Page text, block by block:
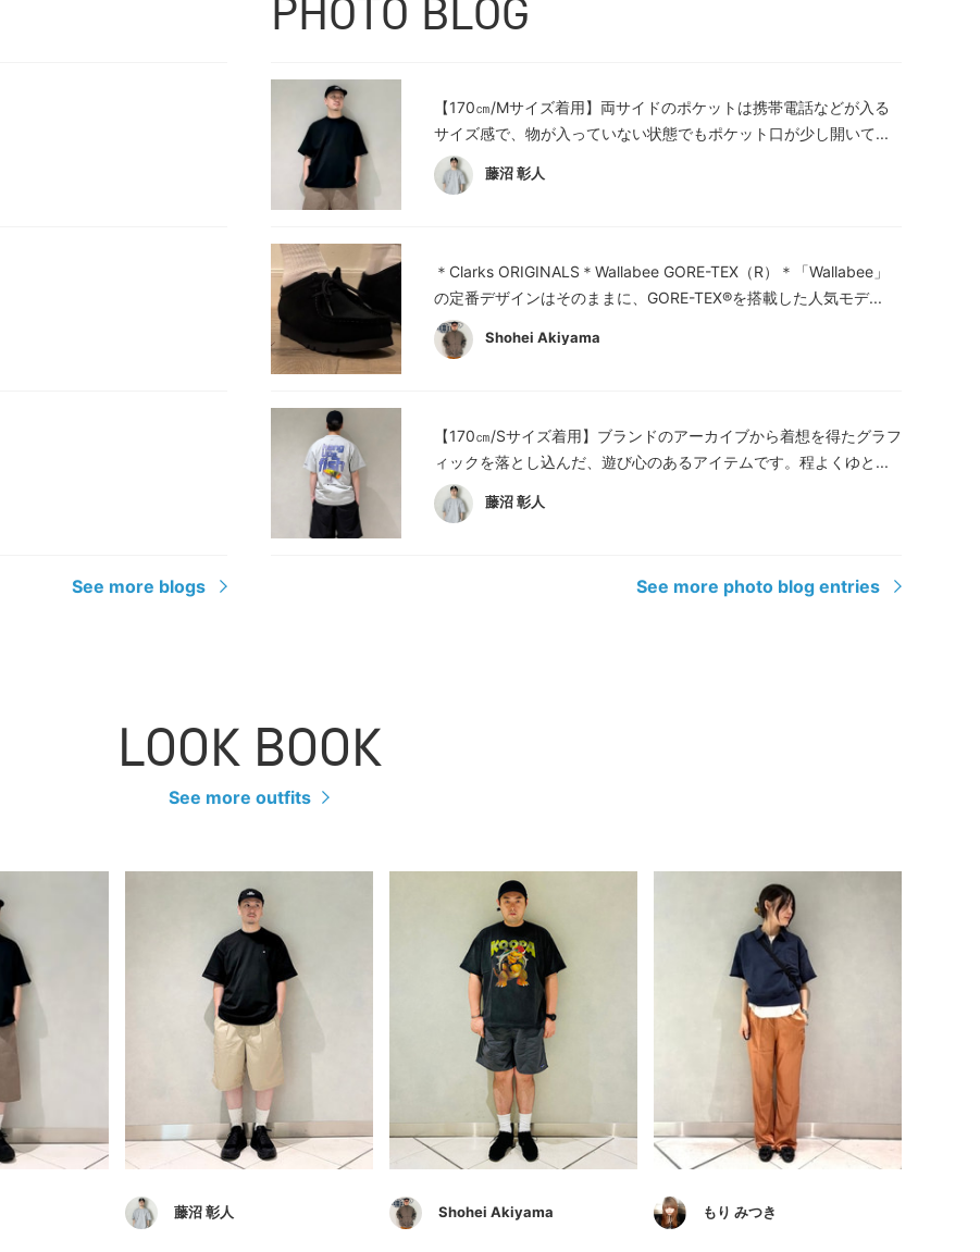
See more blogs
PHOTO BLOG
【170㎝/Mサイズ着用】両サイドのポケットは携帯電話などが入る
サイズ感で、物が入っていない状態でもポケット口が少し開いて...
藤沼 彰人
＊Clarks ORIGINALS＊Wallabee GORE-TEX（R）＊「Wallabee」
の定番デザインはそのままに、GORE-TEX®を搭載した人気モデ...
Shohei Akiyama
【170㎝/Sサイズ着用】ブランドのアーカイブから着想を得たグラフ
ィックを落とし込んだ、遊び心のあるアイテムです。程よくゆと...
藤沼 彰人
See more photo blog entries
LOOK BOOK
See more outfits
藤沼 彰人 Shohei Akiyama もり みつき